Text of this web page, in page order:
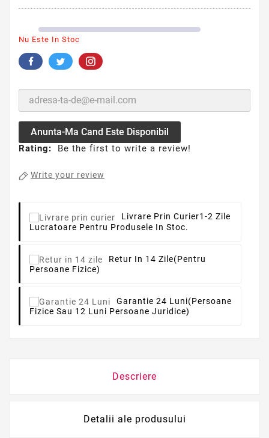
Nu Este In Stoc
Anunta-Ma Cand Este Disponibil
Rating: Be the first to write a review!
Write your review
Livrare Prin Curier1-2 Zile
Lucratoare Pentru Produsele In Stoc.
Retur In 14 Zile(pentru
Persoane Fizice)
Garantie 24 Luni(persoane
Fizice Sau 12 Luni Persoane Juridice)
Descriere
Detalii ale produsului